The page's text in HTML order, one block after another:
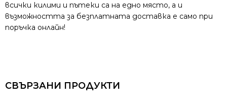
всички килими и пътеки са на едно място, а и
възможността за безплатната доставка е само при
поръчка онлайн!
СВЪРЗАНИ ПРОДУКТИ